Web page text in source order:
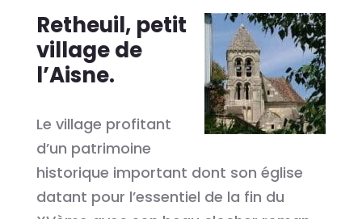
Retheuil, petit
village de
l’Aisne.
Le village profitant
d’un patrimoine
historique important dont son église
datant pour l’essentiel de la fin du